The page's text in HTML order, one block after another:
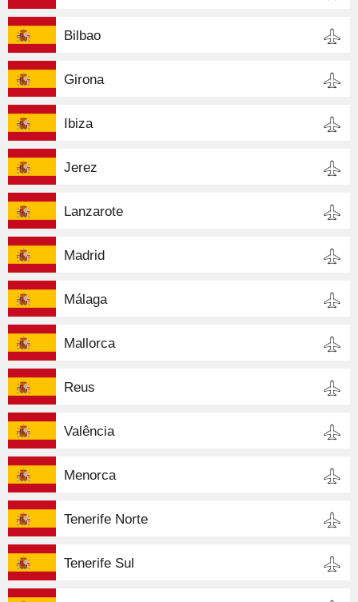
Bilbao
Girona
Ibiza
Jerez
Lanzarote
Madrid
Málaga
Mallorca
Reus
Valência
Menorca
Tenerife Norte
Tenerife Sul